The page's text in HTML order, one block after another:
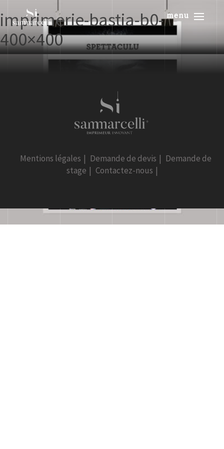
menu
imprimerie-bastia-b0-
400×400
Mentions légales | Demande de devis | Demande de
stage | Contactez-nous |